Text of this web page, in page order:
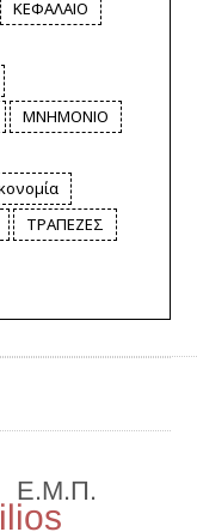
ΚΕΦΑΛΑΙΟ
ΜΝΗΜΟΝΙΟ
ΤΡΑΠΕΖΕΣ